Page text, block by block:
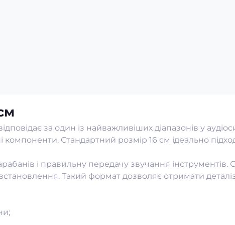
за один із найважливіших діапазонів у
Стандартний розмір 16 см ідеально
і правильну передачу звучання
Такий формат дозволяє отримати